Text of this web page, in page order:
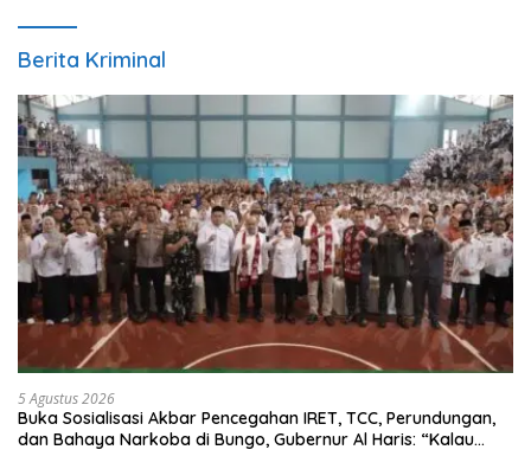
Berita Kriminal
5 Agustus 2026
Buka Sosialisasi Akbar Pencegahan IRET, TCC, Perundungan,
dan Bahaya Narkoba di Bungo, Gubernur Al Haris: “Kalau